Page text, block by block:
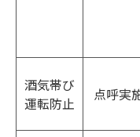
酒気帯び
運転防止
点呼実